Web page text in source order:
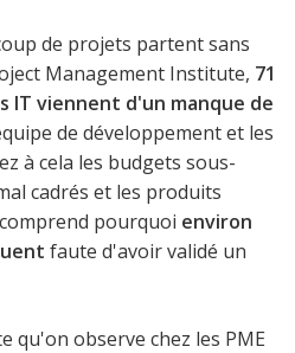
de projets partent sans
Management Institute, 71
IT viennent d'un manque de
de développement et les
à cela les budgets sous-
cadrés et les produits
pourquoi environ
faute d'avoir validé un
qu'on observe chez les PME